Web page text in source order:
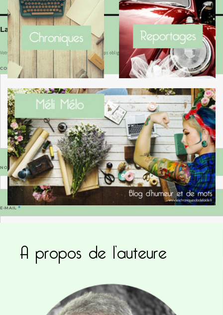
Laisser un commentaire
Votre adresse e-mail ne sera pas publiée. Les champs obligatoires sont indiqués avec*
COMMENTAIRE
NOM*
E-MAIL*
SITE WEB
Enregistrer mon nom, mon e-mail et mon site dans le navigateur pour mon prochain commentaire.
A propos de l’auteure